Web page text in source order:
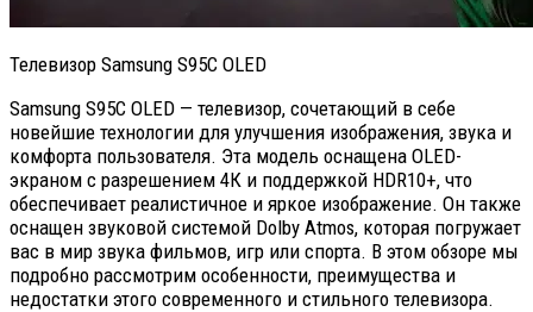
Телевизор Samsung S95C OLED
Samsung S95C OLED — телевизор, сочетающий в себе
новейшие технологии для улучшения изображения, звука и
комфорта пользователя. Эта модель оснащена OLED-
экраном с разрешением 4К и поддержкой HDR10+, что
обеспечивает реалистичное и яркое изображение. Он также
оснащен звуковой системой Dolby Atmos, которая погружает
вас в мир звука фильмов, игр или спорта. В этом обзоре мы
подробно рассмотрим особенности, преимущества и
недостатки этого современного и стильного телевизора.